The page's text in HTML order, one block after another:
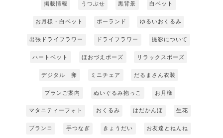
掲載情報 うつぶせ 黒背景 白ベット
お月様・白ベット ポーランド ゆるいおくるみ
出張ドライフラワー ドライフラワー 撮影について
ハートベット ほおづえポーズ リラックスポーズ
デジタル 卵 ミニチェア だるまさん衣装
プランご案内 ぬいぐるみ抱っこ お月様
マタニティーフォト おくるみ はだかんぼ 生花
ブランコ 手つなぎ きょうだい お友達とねんね